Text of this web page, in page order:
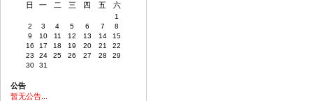
日 一 二 三 四 五 六
1
2
3 4 5 6 7
8
9
10 11 12 13 14
15
16
17 18 19 20 21
22
23
24 25 26 27 28
29
30
31
公告
暂无公告...